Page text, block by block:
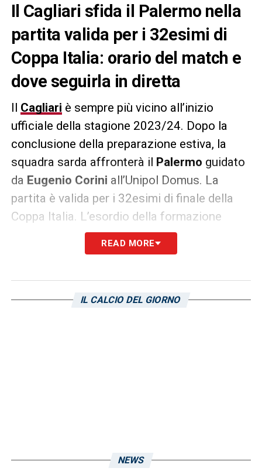
Il Cagliari sfida il Palermo nella
partita valida per i 32esimi di
Coppa Italia: orario del match e
dove seguirla in diretta
Il Cagliari è sempre più vicino all’inizio
ufficiale della stagione 2023/24. Dopo la
conclusione della preparazione estiva, la
squadra sarda affronterà il Palermo guidato
da Eugenio Corini all’Unipol Domus. La
partita è valida per i 32esimi di finale della
Coppa Italia. L’esordio della formazione
guidata da misterClaudio Ranieri
programmato per sabato alle 21:15.
che seguirà il match in DIRETTA LIVE
READ MORE
IL CALCIO DEL GIORNO
NEWS